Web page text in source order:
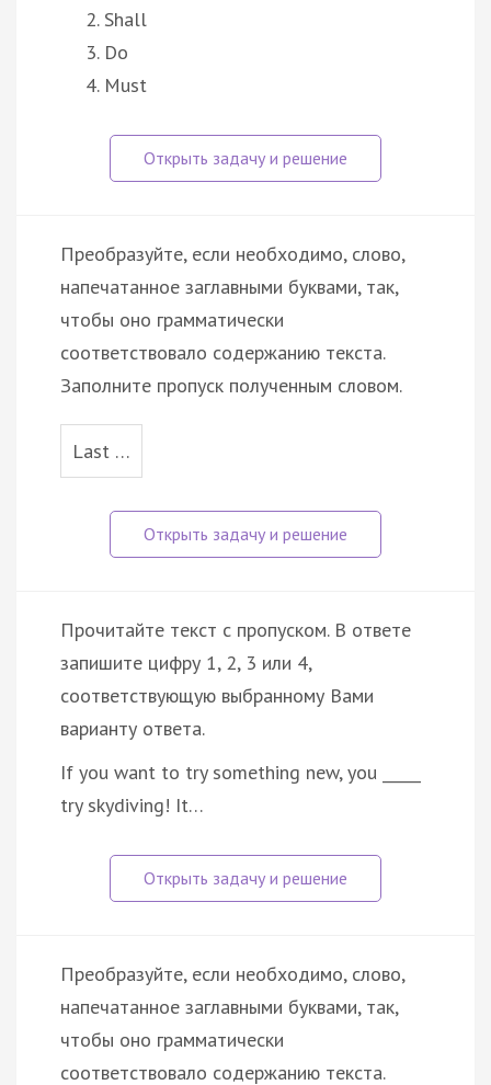
Shall
Do
Must
Преобразуйте, если необходимо, слово,
напечатанное заглавными буквами, так,
чтобы оно грамматически
соответствовало содержанию текста.
Заполните пропуск полученным словом.
Last …
Прочитайте текст с пропуском. В ответе
запишите цифру 1, 2, 3 или 4,
соответствующую выбранному Вами
варианту ответа.
If you want to try something new, you _____
try skydiving! It…
Преобразуйте, если необходимо, слово,
напечатанное заглавными буквами, так,
чтобы оно грамматически
соответствовало содержанию текста.